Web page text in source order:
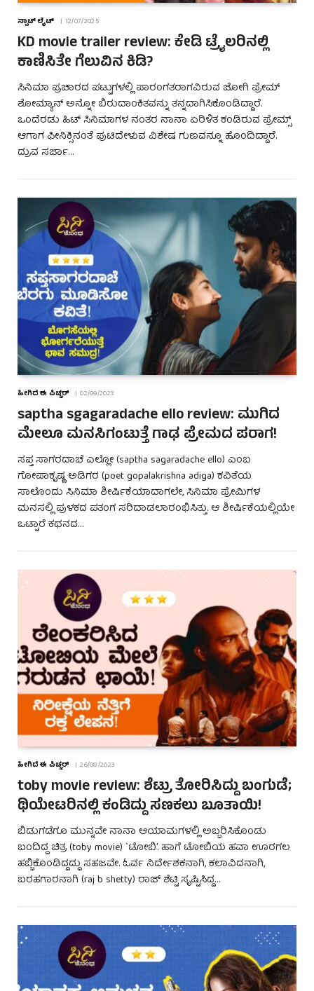
ಸ್ಪಾಟ್ ಲೈಟ್ 12/07/2025
KD movie trailer review: ಕೇಡಿ ಟ್ರೈಲರಿನಲ್ಲಿ
ಕಾಣಿಸಿತೇ ಗೆಲುವಿನ ಕಿಡಿ?
ಸಿನಿಮಾ ಪ್ರಚಾರದ ಪಟ್ಟುಗಳಲ್ಲಿ ಪಾರಂಗತರಾಗವಿರುವ ಜೋಗಿ ಪ್ರೇಮ್
ಶೋಮ್ಯಾನ್ ಅನ್ನೋ ಬಿರುದಾಂಕಿತವನ್ನು ತನ್ನದಾಗಿಸಿಕೊಂಡಿದ್ದಾರೆ.
ಒಂದೆರಡು ಹಿಟ್ ಸಿನಿಮಾಗಳ ನಂತರ ನಾನಾ ಏರಿಳಿತ ಕಂಡಿರುವ ಪ್ರೇಮ್ಸ್
ಆಗಾಗ ಫೀನಿಕ್ಸಿನಂತೆ ಪುಟಿದೇಳುವ ವಿಶೇಷ ಗುಣವನ್ನೂ ಹೊಂದಿದ್ದಾರೆ.
ದ್ರುವ ಸರ್ಜಾ…
ಹೀಗಿದೆ ಈ ಪಿಚ್ಚರ್ 02/09/2023
saptha sgagaradache ello review: ಮುಗಿದ
ಮೇಲೂ ಮನಸಿಗಂಟುತ್ತೆ ಗಾಢ ಪ್ರೇಮದ ಪರಾಗ!
ಸಪ್ತ ಸಾಗರದಾಚೆ ಎಲ್ಲೋ (saptha sagaradache ello) ಎಂಬ
ಗೋಪಾಕೃಷ್ಣ ಅಡಿಗರ (poet gopalakrishna adiga) ಕವಿತೆಯ
ಸಾಲೊಂದು ಸಿನಿಮಾ ಶೀರ್ಷಿಕೆಯಾದಾಗಲೇ, ಸಿನಿಮಾ ಪ್ರೇಮಿಗಳ
ಮನಸಲ್ಲಿ ಪುಳಕದ ಪತಂಗ ಸರಿದಾಡಲಾರಂಭಿಸಿತ್ತು. ಆ ಶೀರ್ಷಿಕೆಯಲ್ಲಿಯೇ
ಒಟ್ಟಾರೆ ಕಥನದ…
ಹೀಗಿದೆ ಈ ಪಿಚ್ಚರ್ 26/08/2023
toby movie review: ಶೆಟ್ರು ತೋರಿಸಿದ್ದು ಬಂಗುಡೆ;
ಥಿಯೇಟರಿನಲ್ಲಿ ಕಂಡಿದ್ದು ಸಣಕಲು ಬೂತಾಯಿ!
ಬಿಡುಗಡೆಗೂ ಮುನ್ನವೇ ನಾನಾ ಆಯಾಮಗಳಲ್ಲಿ ಅಬ್ಬರಿಸಿಕೊಂಡು
ಬಂದಿದ್ದ ಚಿತ್ರ (toby movie) `ಟೋಬಿ’. ಹಾಗೆ ಟೋಬಿಯ ಹವಾ ಊರಗಲ
ಹಬ್ಬಿಕೊಂಡಿದ್ದದ್ದು ಸಹಜವೇ. ಓರ್ವ ನಿರ್ದೇಶಕನಾಗಿ, ಕಲಾವಿದನಾಗಿ,
ಬರಹಗಾರನಾಗಿ (raj b shetty) ರಾಜ್ ಶೆಟ್ಟಿ ಸೃಷ್ಟಿಸಿದ್ದ…